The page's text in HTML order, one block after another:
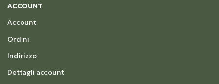
ACCOUNT
Account
Ordini
Indirizzo
Dettagli account